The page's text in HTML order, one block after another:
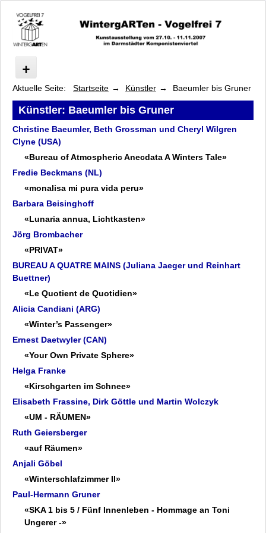
Vogelfrei
Programm
Symposium
Künstler
Baeumler bis Gruner
Christine Baeumler, Beth Grossman und Cheryl Wilgren Clyne
Fredie Beckmans
Barbara Beisinghoff
Jörg Brombacher
BUREAU A QUATRE MAINS
Alicia Candiani
Ernest Daetwyler
Helga Franke
Elisabeth Frassine, Dirk Göttle und Martin Wolczyk
Ruth Geiersberger
Anjali Göbel
Paul-Hermann Gruner
Hatzius bis Munz
Newcomb bis Zech
Studentenprojekte
Archiv
Datenschutz
Impressum
Aktuelle Seite: Startseite Künstler Baeumler bis Gruner
Künstler: Baeumler bis Gruner
Christine Baeumler, Beth Grossman und Cheryl Wilgren
Clyne (USA)
«Bureau of Atmospheric Anecdata A Winters Tale»
Fredie Beckmans (NL)
«monalisa mi pura vida peru»
Barbara Beisinghoff
«Lunaria annua, Lichtkasten»
Jörg Brombacher
«PRIVAT»
BUREAU A QUATRE MAINS (Juliana Jaeger und Reinhart
Buettner)
«Le Quotient de Quotidien»
Alicia Candiani (ARG)
«Winter’s Passenger»
Ernest Daetwyler (CAN)
«Your Own Private Sphere»
Helga Franke
«Kirschgarten im Schnee»
Elisabeth Frassine, Dirk Göttle und Martin Wolczyk
«UM - RÄUMEN»
Ruth Geiersberger
«auf Räumen»
Anjali Göbel
«Winterschlafzimmer II»
Paul-Hermann Gruner
«SKA 1 bis 5 / Fünf Innenleben - Hommage an Toni
Ungerer -»